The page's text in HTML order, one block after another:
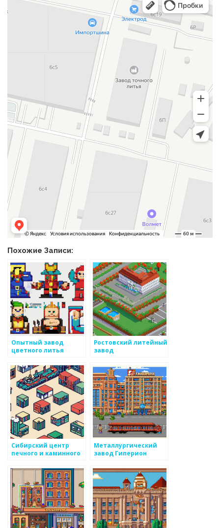
Похожие Записи:
Опытный завод
цветного литья
Ростовский литейный
завод
Сибирский центр
печного и каминного
Металлургический
завод Гиперион